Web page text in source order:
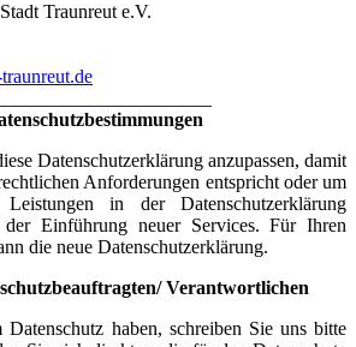
Traunreut e.V.
Datenschutzerklärung anzupassen, damit
Anforderungen entspricht oder um
Leistungen in der Datenschutzerklärung
Einführung neuer Services. Für Ihren
die neue Datenschutzerklärung.
Verantwortlichen
haben, schreiben Sie uns bitte